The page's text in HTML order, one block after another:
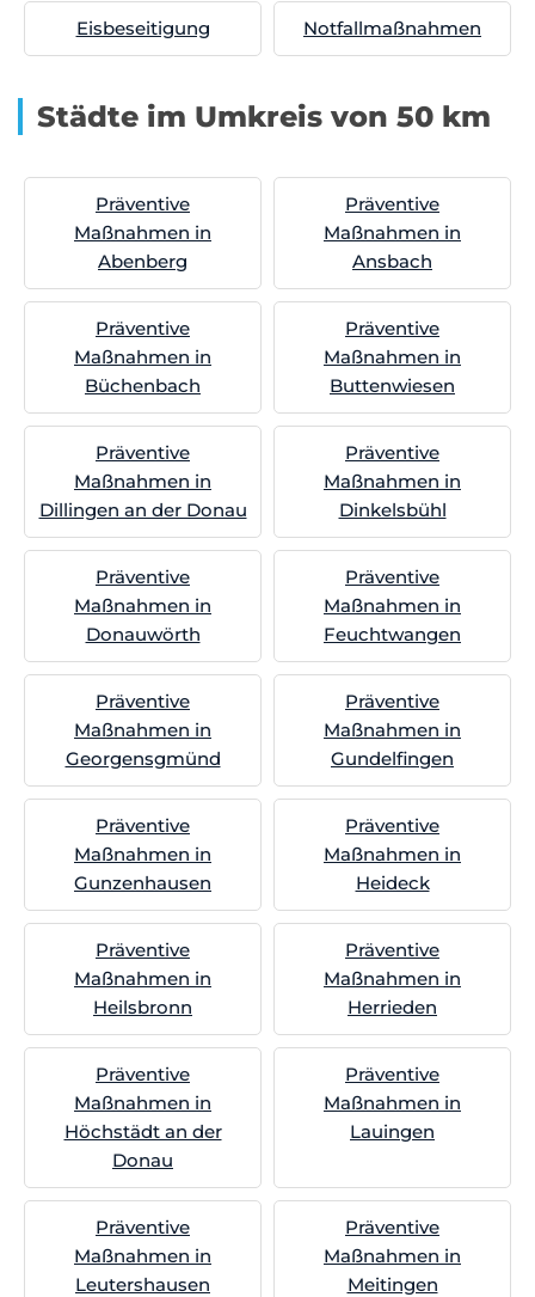
Eisbeseitigung Notfallmaßnahmen
Städte im Umkreis von 50 km
Präventive
Maßnahmen in
Abenberg
Präventive
Maßnahmen in
Ansbach
Präventive
Maßnahmen in
Büchenbach
Präventive
Maßnahmen in
Buttenwiesen
Präventive
Maßnahmen in
Dillingen an der Donau
Präventive
Maßnahmen in
Dinkelsbühl
Präventive
Maßnahmen in
Donauwörth
Präventive
Maßnahmen in
Feuchtwangen
Präventive
Maßnahmen in
Georgensgmünd
Präventive
Maßnahmen in
Gundelfingen
Präventive
Maßnahmen in
Gunzenhausen
Präventive
Maßnahmen in
Heideck
Präventive
Maßnahmen in
Heilsbronn
Präventive
Maßnahmen in
Herrieden
Präventive
Maßnahmen in
Höchstädt an der
Donau
Präventive
Maßnahmen in
Lauingen
Präventive
Maßnahmen in
Leutershausen
Präventive
Maßnahmen in
Meitingen